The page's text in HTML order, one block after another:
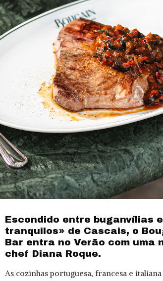
Escondido entre buganvílias
tranquilos» de Cascais, o
Bar entra no Verão com uma
chef Diana Roque.
As cozinhas portuguesa, francesa e